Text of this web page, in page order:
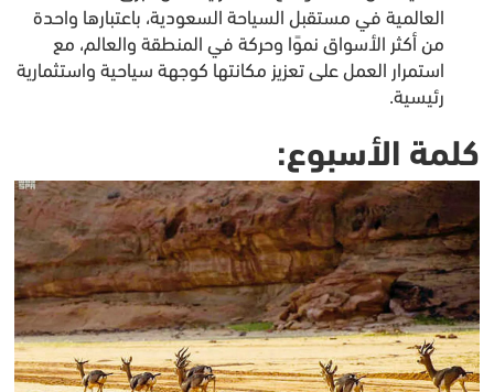
العالمية في مستقبل السياحة السعودية، باعتبارها واحدة
من أكثر الأسواق نموًا وحركة في المنطقة والعالم، مع
استمرار العمل على تعزيز مكانتها كوجهة سياحية واستثمارية
رئيسية.
كلمة الأسبوع: